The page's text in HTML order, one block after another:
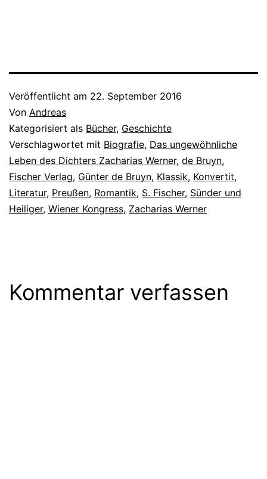
Veröffentlicht am 22. September 2016
Von Andreas
Kategorisiert als Bücher, Geschichte
Verschlagwortet mit Biografie, Das ungewöhnliche
Leben des Dichters Zacharias Werner, de Bruyn,
Fischer Verlag, Günter de Bruyn, Klassik, Konvertit,
Literatur, Preußen, Romantik, S. Fischer, Sünder und
Heiliger, Wiener Kongress, Zacharias Werner
Kommentar verfassen